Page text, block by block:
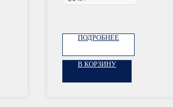
ПОДРОБНЕЕ
В КОРЗИНУ